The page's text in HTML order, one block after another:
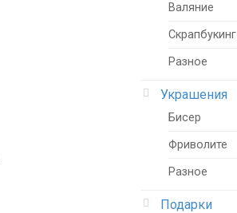
Валяние
Скрапбукинг
Разное
Украшения
Бисер
Фриволите
Разное
Подарки